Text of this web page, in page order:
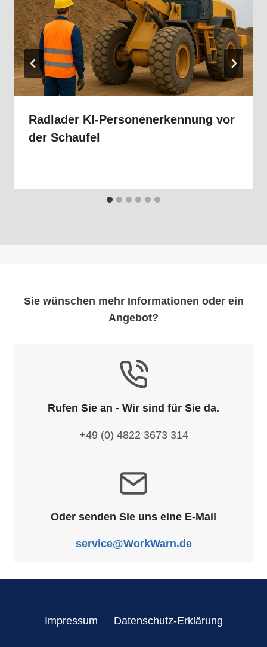
Radlader KI-Personenerkennung vor
der Schaufel
Sie wünschen mehr Informationen oder ein
Angebot?
Rufen Sie an - Wir sind für Sie da.
+49 (0) 4822 3673 314
Oder senden Sie uns eine E-Mail
service@WorkWarn.de
Impressum Datenschutz-Erklärung